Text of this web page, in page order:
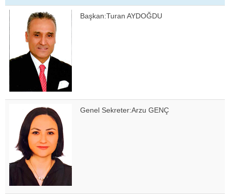
Başkan:Turan AYDOĞDU
Genel Sekreter:Arzu GENÇ